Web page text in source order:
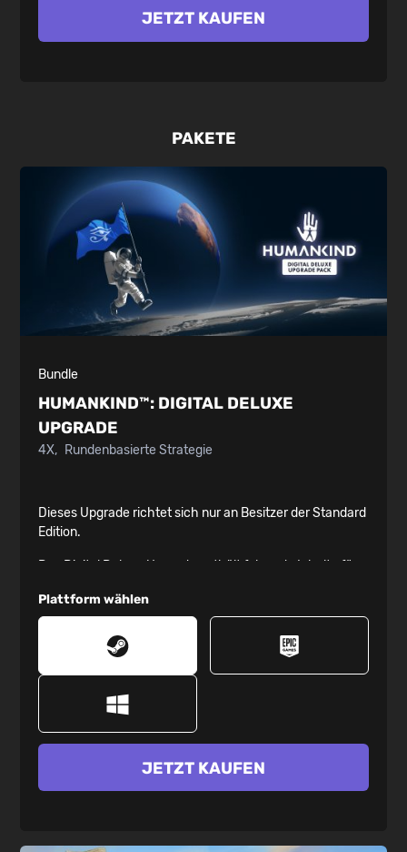
JETZT KAUFEN
PAKETE
Bundle
HUMANKIND™: DIGITAL DELUXE
UPGRADE
4X Rundenbasierte Strategie
Dieses Upgrade richtet sich nur an Besitzer der Standard
Edition.
Das Digital Deluxe Upgrade enthält folgende Inhalte für
- HUMANKIND™ Soundtrack (.mp3)
- Poster mit Einheiten und Technologiebaum (.pdf)
- Hauptspiel nicht enthalten.
Plattform wählen
JETZT KAUFEN